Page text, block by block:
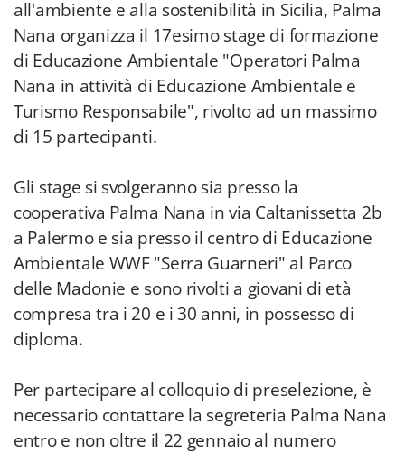
all'ambiente e alla sostenibilità in Sicilia, Palma
Nana organizza il 17esimo stage di formazione
di Educazione Ambientale "Operatori Palma
Nana in attività di Educazione Ambientale e
Turismo Responsabile", rivolto ad un massimo
di 15 partecipanti.
Gli stage si svolgeranno sia presso la
cooperativa Palma Nana in via Caltanissetta 2b
a Palermo e sia presso il centro di Educazione
Ambientale WWF "Serra Guarneri" al Parco
delle Madonie e sono rivolti a giovani di età
compresa tra i 20 e i 30 anni, in possesso di
diploma.
Per partecipare al colloquio di preselezione, è
necessario contattare la segreteria Palma Nana
entro e non oltre il 22 gennaio al numero